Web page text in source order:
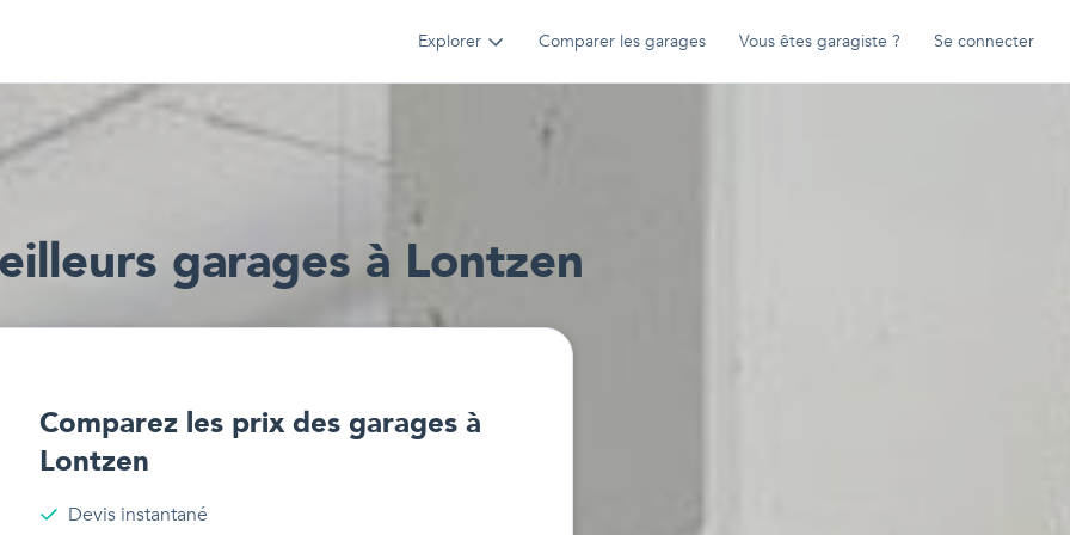
Explorer Comparer les garages Vous êtes garagiste ? Se connecter
s garages à Lontzen
Comparez les prix des garages à
Lontzen
Devis instantané